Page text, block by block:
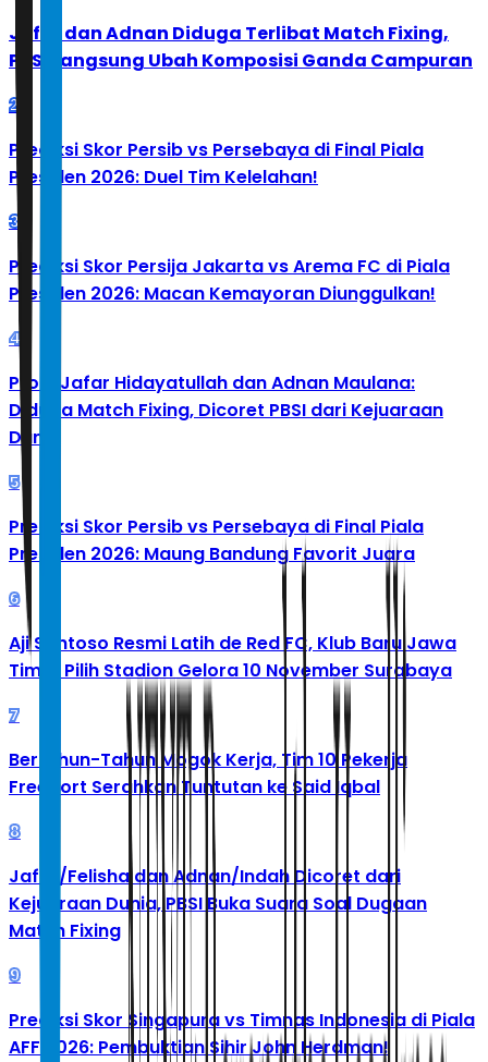
Jafar dan Adnan Diduga Terlibat Match Fixing,
PBSI Langsung Ubah Komposisi Ganda Campuran
2
Prediksi Skor Persib vs Persebaya di Final Piala
Presiden 2026: Duel Tim Kelelahan!
3
Prediksi Skor Persija Jakarta vs Arema FC di Piala
Presiden 2026: Macan Kemayoran Diunggulkan!
4
Profil Jafar Hidayatullah dan Adnan Maulana:
Diduga Match Fixing, Dicoret PBSI dari Kejuaraan
Dunia
5
Prediksi Skor Persib vs Persebaya di Final Piala
Presiden 2026: Maung Bandung Favorit Juara
6
Aji Santoso Resmi Latih de Red FC, Klub Baru Jawa
Timur Pilih Stadion Gelora 10 November Surabaya
7
Bertahun-Tahun Mogok Kerja, Tim 10 Pekerja
Freeport Serahkan Tuntutan ke Said Iqbal
8
Jafar/Felisha dan Adnan/Indah Dicoret dari
Kejuaraan Dunia, PBSI Buka Suara Soal Dugaan
Match Fixing
9
Prediksi Skor Singapura vs Timnas Indonesia di Piala
AFF 2026: Pembuktian Sihir John Herdman!